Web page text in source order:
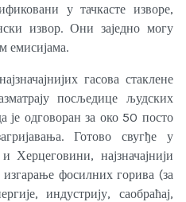
у тачкасте изворе,
извор. Они заједно могу
емисијама.
гасова стаклене
посљедице људских
је одговоран за око 50 посто
Готово свугђе у
најзначајнији
фосилних горива (за
индустрију, саобраћај,